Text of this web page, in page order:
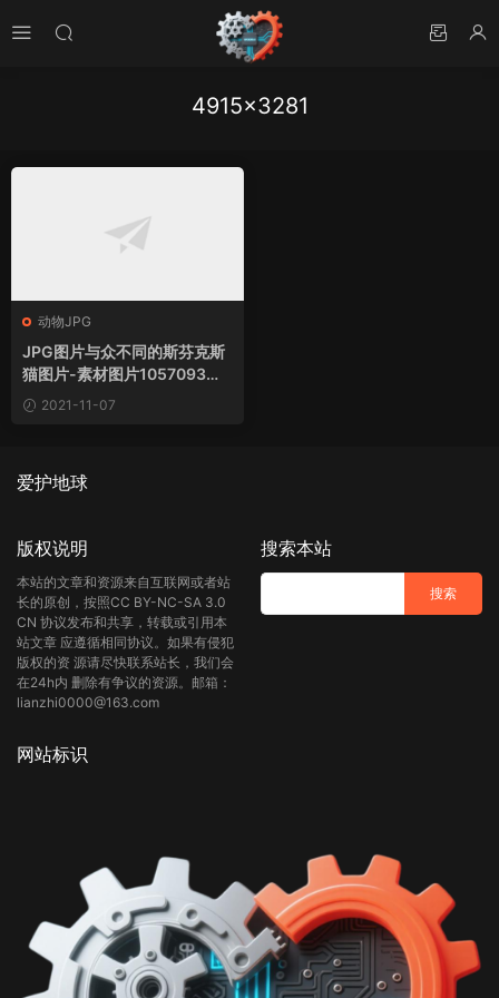
4915×3281
动物JPG
JPG图片与众不同的斯芬克斯
猫图片-素材图片1057093下
载 2021-11-07
爱护地球
版权说明
本站的文章和资源来自互联网或者站
长的原创，按照CC BY-NC-SA 3.0
CN 协议发布和共享，转载或引用本
站文章 应遵循相同协议。如果有侵犯
版权的资 源请尽快联系站长，我们会
在24h内 删除有争议的资源。邮箱：
lianzhi0000@163.com
搜索本站
网站标识